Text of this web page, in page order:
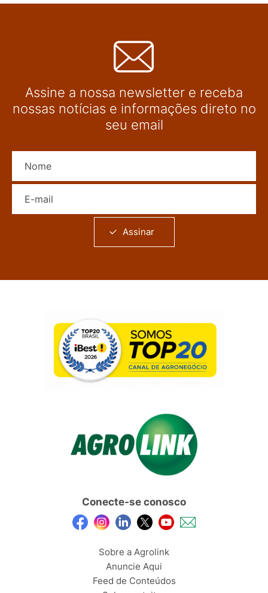
Assine a nossa newsletter e receba
nossas notícias e informações direto no
seu email
Assinar
Conecte-se conosco
Sobre a Agrolink
Anuncie Aqui
Feed de Conteúdos